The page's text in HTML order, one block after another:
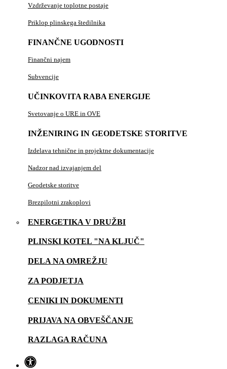
Vzdrževanje toplotne postaje
Priklop plinskega štedilnika
FINANČNE UGODNOSTI
Finančni najem
Subvencije
UČINKOVITA RABA ENERGIJE
Svetovanje o URE in OVE
INŽENIRING IN GEODETSKE STORITVE
Izdelava tehnične in projektne dokumentacije
Nadzor nad izvajanjem del
Geodetske storitve
Brezpilotni zrakoplovi
ENERGETIKA V DRUŽBI
PLINSKI KOTEL "NA KLJUČ"
DELA NA OMREŽJU
ZA PODJETJA
CENIKI IN DOKUMENTI
PRIJAVA NA OBVEŠČANJE
RAZLAGA RAČUNA